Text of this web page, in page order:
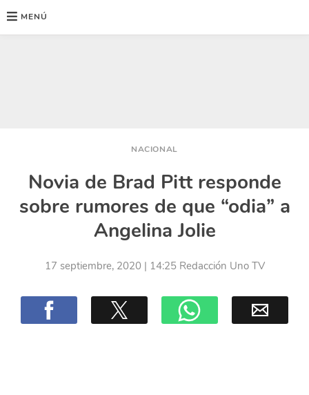
MENÚ
NACIONAL
Novia de Brad Pitt responde
sobre rumores de que “odia” a
Angelina Jolie
17 septiembre, 2020 | 14:25Redacción Uno TV